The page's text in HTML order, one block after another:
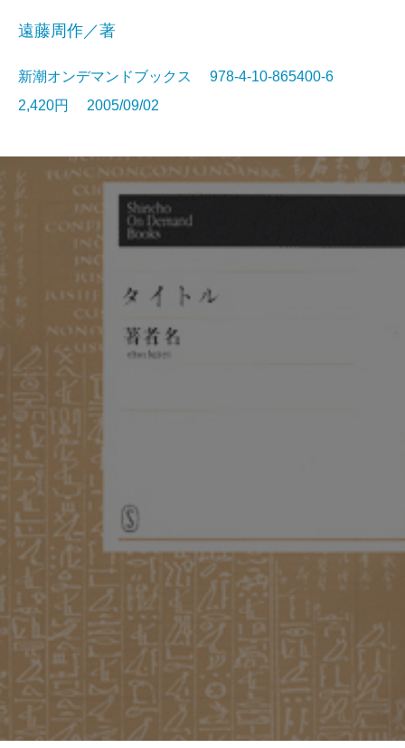
遠藤周作／著
新潮オンデマンドブックス 978-4-10-865400-6
2,420円 2005/09/02